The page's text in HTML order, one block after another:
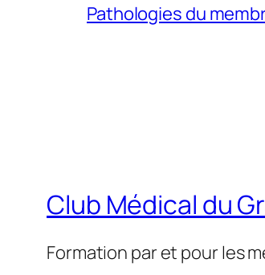
Pathologies du
Club Médical du
Formation par et pour les